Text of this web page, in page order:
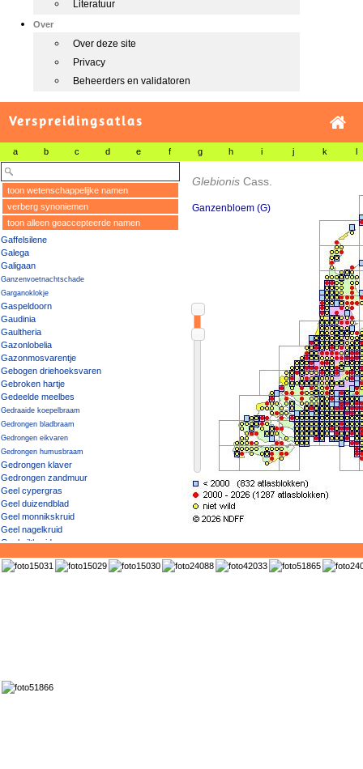
Literatuur
Over
Over deze site
Privacy
Beheerders en validatoren
Verspreidingsatlas
a b c d e f g h i j k l
toon wetenschappelijke namen
verberg synoniemen
toon alleen geaccepteerde namen
Gaffelsilene
Galega
Galigaan
Ganzenvoetnachtschade
Garganoklokje
Gaspeldoorn
Gaudinia
Gaultheria
Gazonlobelia
Gazonmosvarentje
Gebogen driehoeksvaren
Gebroken hartje
Gedeelde meelbes
Gedraaide koepelbraam
Gedrongen bladbraam
Gedrongen eikvaren
Gedrongen humusbraam
Gedrongen klaver
Gedrongen zandmuur
Geel cypergras
Geel duizendblad
Geel monnikskruid
Geel nagelkruid
Geel viltkruid
Geel vogelpootje
Geelgroene zegge × Gele zegge
Glebionis Cass.
Ganzenbloem (G)